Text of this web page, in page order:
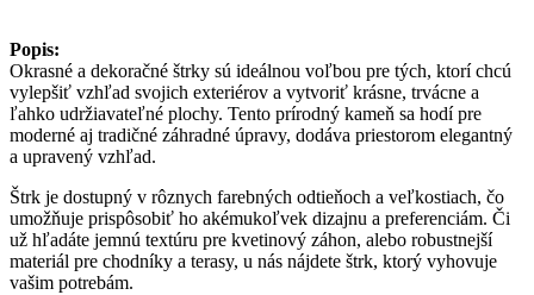
Popis:
Okrasné a dekoračné štrky sú ideálnou voľbou pre tých, ktorí chcú
vylepšiť vzhľad svojich exteriérov a vytvoriť krásne, trvácne a
ľahko udržiavateľné plochy. Tento prírodný kameň sa hodí pre
moderné aj tradičné záhradné úpravy, dodáva priestorom elegantný
a upravený vzhľad.
Štrk je dostupný v rôznych farebných odtieňoch a veľkostiach, čo
umožňuje prispôsobiť ho akémukoľvek dizajnu a preferenciám. Či
už hľadáte jemnú textúru pre kvetinový záhon, alebo robustnejší
materiál pre chodníky a terasy, u nás nájdete štrk, ktorý vyhovuje
vašim potrebám.